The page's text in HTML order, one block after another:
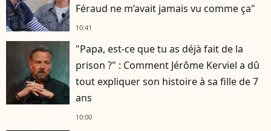
Féraud ne m’avait jamais vu comme ça"
10:41
"Papa, est-ce que tu as déjà fait de la
prison ?" : Comment Jérôme Kerviel a dû
tout expliquer son histoire à sa fille de 7
ans
10:00